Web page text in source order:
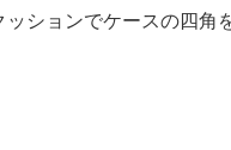
ッションでケースの四角